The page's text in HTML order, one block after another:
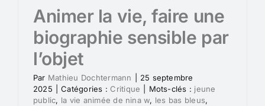
Animer la vie, faire une
biographie sensible par
l’objet
Par Mathieu Dochtermann
25 septembre
2025
Catégories : Critique Mots-clés : jeune
public, la vie animée de nina w, les bas bleus,